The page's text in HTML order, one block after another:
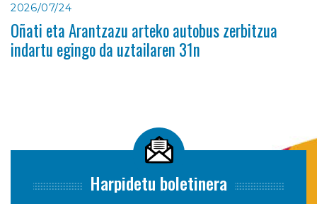
2026/07/24
Oñati eta Arantzazu arteko autobus zerbitzua
indartu egingo da uztailaren 31n
Harpidetu boletinera